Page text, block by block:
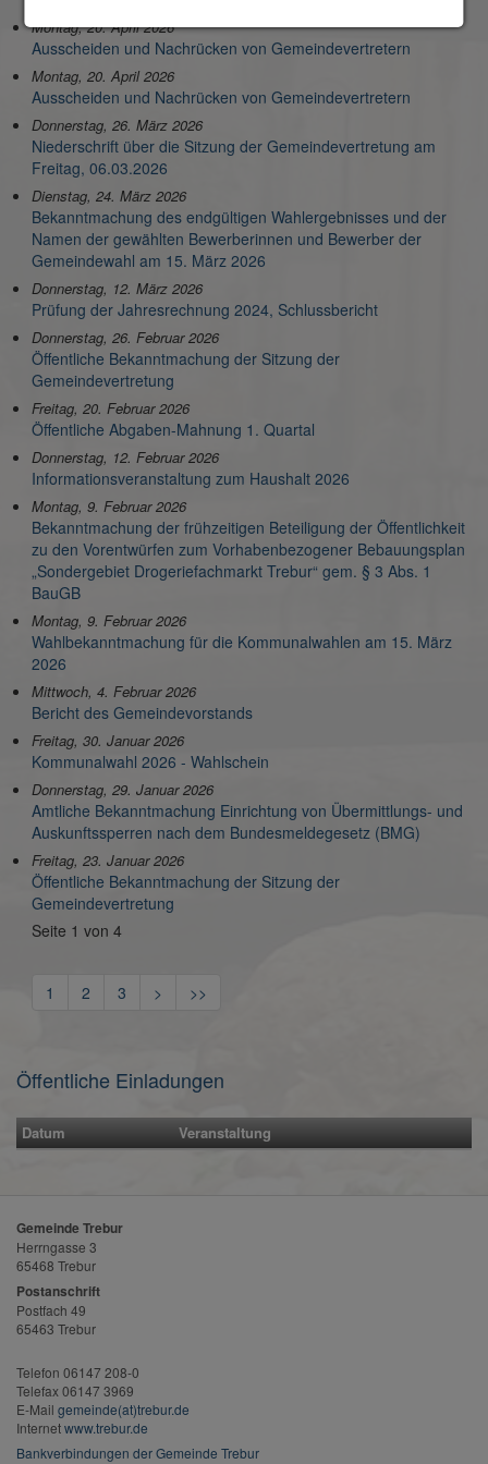
Montag, 20. April 2026
Ausscheiden und Nachrücken von Gemeindevertretern
Montag, 20. April 2026
Ausscheiden und Nachrücken von Gemeindevertretern
Donnerstag, 26. März 2026
Niederschrift über die Sitzung der Gemeindevertretung am
Freitag, 06.03.2026
Dienstag, 24. März 2026
Bekanntmachung des endgültigen Wahlergebnisses und der
Namen der gewählten Bewerberinnen und Bewerber der
Gemeindewahl am 15. März 2026
Donnerstag, 12. März 2026
Prüfung der Jahresrechnung 2024, Schlussbericht
Donnerstag, 26. Februar 2026
Öffentliche Bekanntmachung der Sitzung der
Gemeindevertretung
Freitag, 20. Februar 2026
Öffentliche Abgaben-Mahnung 1. Quartal
Donnerstag, 12. Februar 2026
Informationsveranstaltung zum Haushalt 2026
Montag, 9. Februar 2026
Bekanntmachung der frühzeitigen Beteiligung der Öffentlichkeit
zu den Vorentwürfen zum Vorhabenbezogener Bebauungsplan
„Sondergebiet Drogeriefachmarkt Trebur“ gem. § 3 Abs. 1
BauGB
Montag, 9. Februar 2026
Wahlbekanntmachung für die Kommunalwahlen am 15. März
2026
Mittwoch, 4. Februar 2026
Bericht des Gemeindevorstands
Freitag, 30. Januar 2026
Kommunalwahl 2026 - Wahlschein
Donnerstag, 29. Januar 2026
Amtliche Bekanntmachung Einrichtung von Übermittlungs- und
Auskunftssperren nach dem Bundesmeldegesetz (BMG)
Freitag, 23. Januar 2026
Öffentliche Bekanntmachung der Sitzung der
Gemeindevertretung
Seite 1 von 4
1 2 3 > >>
Öffentliche Einladungen
Datum Veranstaltung
Gemeinde Trebur
Herrngasse 3
65468 Trebur
Postanschrift
Postfach 49
65463 Trebur
Telefon 06147 208-0
Telefax 06147 3969
E-Mail gemeinde(at)trebur.de
Internetwww.trebur.de
Bankverbindungen der Gemeinde Trebur